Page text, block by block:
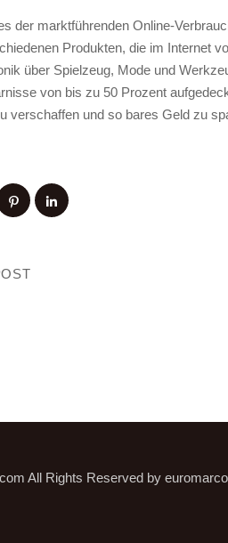
der marktführenden Online-
Produkten, die im Internet
über Spielzeug, Mode und
von bis zu 50 Prozent
verschaffen und so bares Geld zu
All Rights Reserved by